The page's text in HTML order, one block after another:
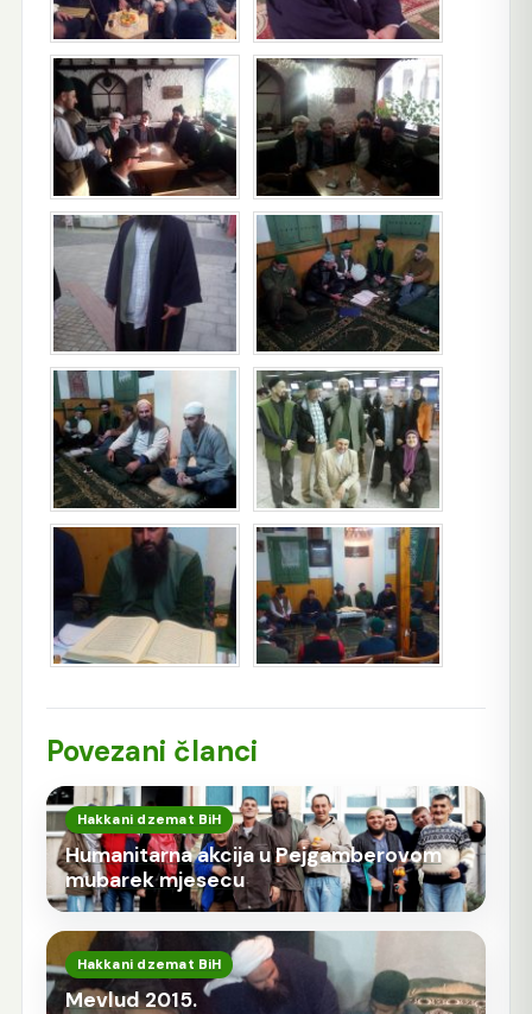
Povezani članci
Hakkani dzemat BiH
Humanitarna akcija u Pejgamberovom
mubarek mjesecu
Hakkani dzemat BiH
Mevlud 2015.